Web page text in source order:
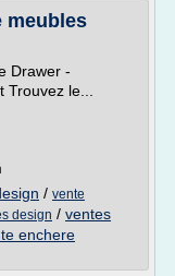
meubles
Drawer -
le...
/ vente
design / ventes
enchere